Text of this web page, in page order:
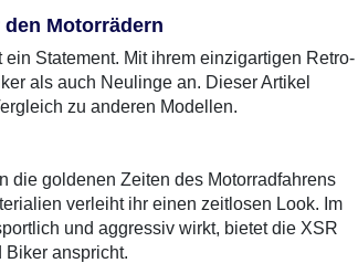
Motorrädern
Statement. Mit ihrem einzigartigen Retro-
als auch Neulinge an. Dieser Artikel
zu anderen Modellen.
die goldenen Zeiten des Motorradfahrens
verleiht ihr einen zeitlosen Look. Im
und aggressiv wirkt, bietet die XSR
anspricht.